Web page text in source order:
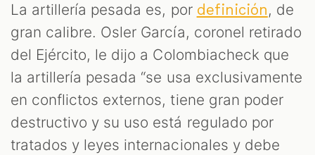
La artillería pesada es, por definición, de
gran calibre. Osler García, coronel retirado
del Ejército, le dijo a Colombiacheck que
la artillería pesada “se usa exclusivamente
en conflictos externos, tiene gran poder
destructivo y su uso está regulado por
tratados y leyes internacionales y debe